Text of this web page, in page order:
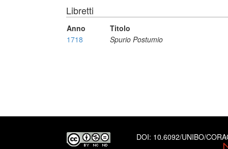
Libretti
Anno
Titolo
1718
Spurio Postumio
DOI: 10.6092/UNIBO/